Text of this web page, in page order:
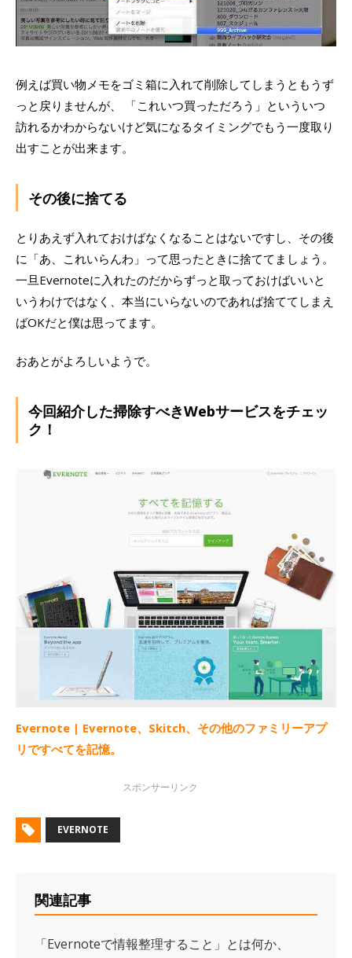
例えば買い物メモをゴミ箱に入れて削除してしまうともうず
っと戻りませんが、 「これいつ買っただろう」といういつ
訪れるかわからないけど気になるタイミングでもう一度取り
出すことが出来ます。
その後に捨てる
とりあえず入れておけばなくなることはないですし、その後
に「あ、これいらんわ」って思ったときに捨ててましょう。
一旦Evernoteに入れたのだからずっと取っておけばいいと
いうわけではなく、本当にいらないのであれば捨ててしまえ
ばOKだと僕は思ってます。
おあとがよろしいようで。
今回紹介した掃除すべきWebサービスをチェッ
ク！
Evernote | Evernote、Skitch、その他のファミリーアプ
リですべてを記憶。
EVERNOTE
関連記事
「Evernoteで情報整理すること」とは何か、